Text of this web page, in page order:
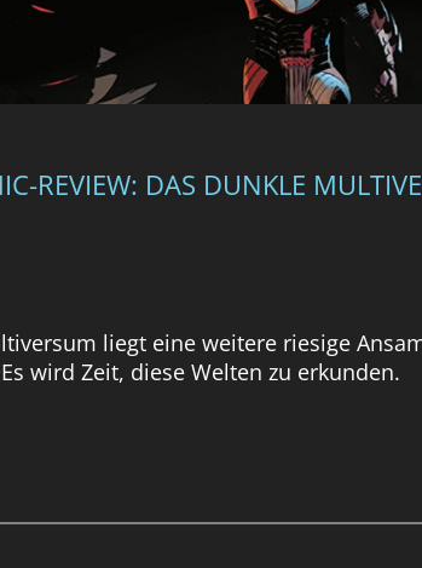
REVIEW: DAS DUNKLE
liegt eine weitere riesige
wird Zeit, diese Welten zu erkunden.